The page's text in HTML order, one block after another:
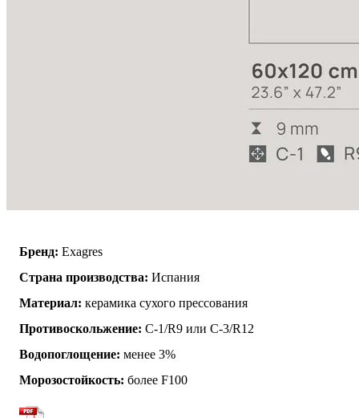
Бренд: Exagres
Страна производства: Испания
Материал: керамика сухого прессования
Противоскольжение: C-1/R9 или C-3/R12
Водопоглощение: менее 3%
Морозостойкость: более F100